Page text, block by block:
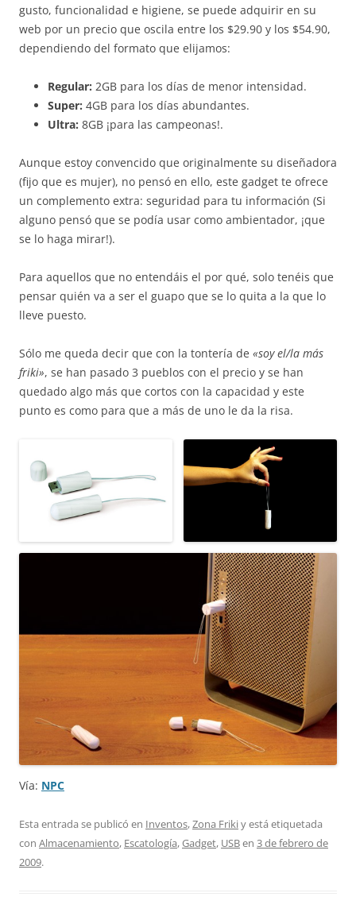
gusto, funcionalidad e higiene, se puede adquirir en su
web por un precio que oscila entre los $29.90 y los $54.90,
dependiendo del formato que elijamos:
Regular: 2GB para los días de menor intensidad.
Super: 4GB para los días abundantes.
Ultra: 8GB ¡para las campeonas!.
Aunque estoy convencido que originalmente su diseñadora
(fijo que es mujer), no pensó en ello, este gadget te ofrece
un complemento extra: seguridad para tu información (Si
alguno pensó que se podía usar como ambientador, ¡que
se lo haga mirar!).
Para aquellos que no entendáis el por qué, solo tenéis que
pensar quién va a ser el guapo que se lo quita a la que lo
lleve puesto.
Sólo me queda decir que con la tontería de «soy el/la más
friki», se han pasado 3 pueblos con el precio y se han
quedado algo más que cortos con la capacidad y este
punto es como para que a más de uno le da la risa.
Vía: NPC
Esta entrada se publicó en Inventos,Zona Frikiy está etiquetada
con Almacenamiento, Escatología,Gadget, USBen 3 de febrero de
2009.